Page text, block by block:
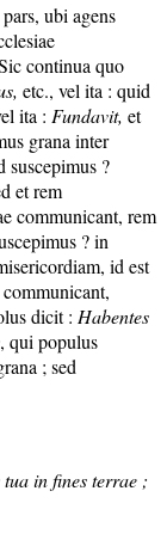
ubi agens
continua quo
etc., vel ita : quid
ita : Fundavit, et
grana inter
suscepimus ?
et rem
communicant, rem
? in
id est
dicit : Habentes
, qui populus
; sed
in fines terrae ;